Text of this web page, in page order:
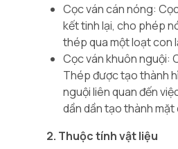
Cọc ván cán nóng:
kết tinh lại, cho phép
thép qua một loạt con
Cọc ván khuôn nguội:
Thép được tạo thành
nguội liên quan đến
dần dần tạo thành
2. Thuộc tính vật liệu